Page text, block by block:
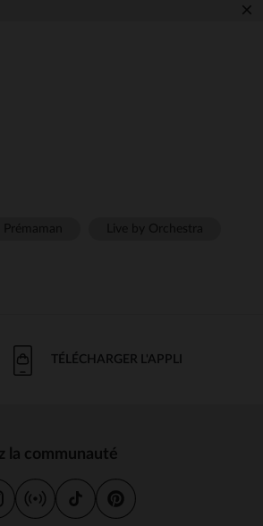
×
TÉLÉCHARGER L'APPLI
la communauté